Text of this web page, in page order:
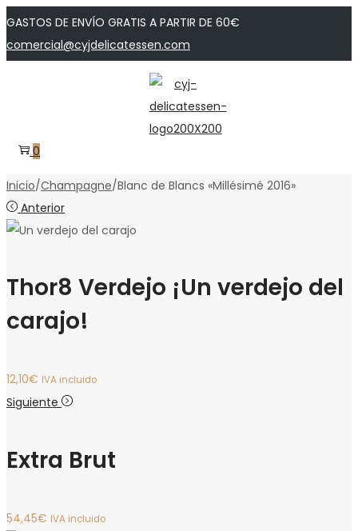
GASTOS DE ENVÍO GRATIS A PARTIR DE 60€
comercial@cyjdelicatessen.com
navegación
0
Inicio/Champagne/Blanc de Blancs «Millésimé 2016»
Anterior
Thor8 Verdejo ¡Un verdejo del
carajo!
12,10€ IVA incluido
Siguiente
Extra Brut
54,45€ IVA incluido